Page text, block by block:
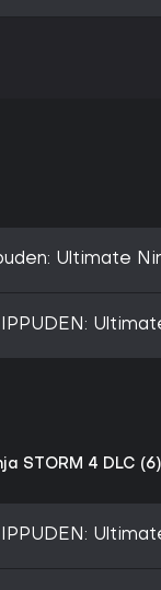
Ultimate
STORM 4 DLC (6)